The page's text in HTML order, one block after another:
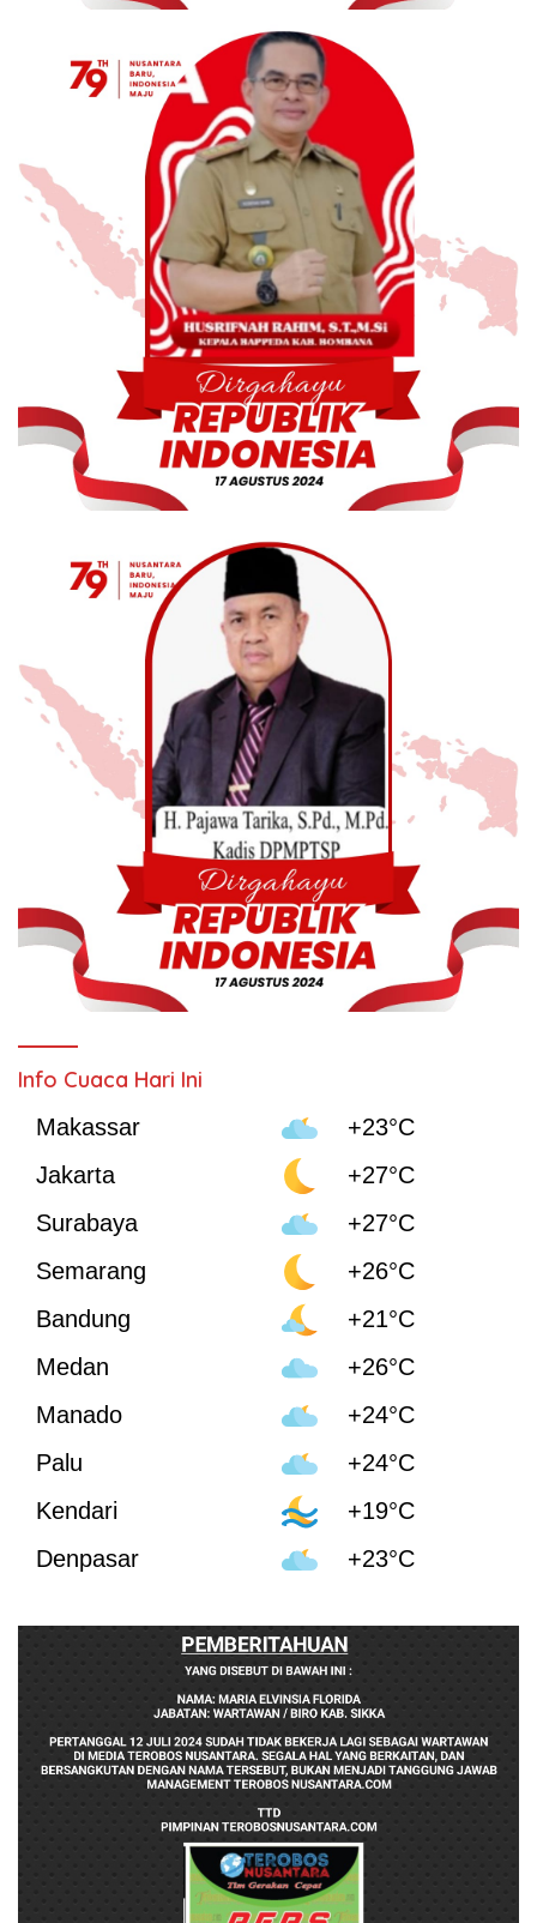
Info Cuaca Hari Ini
Makassar
+23°C
Jakarta
+27°C
Surabaya
+27°C
Semarang
+26°C
Bandung
+21°C
Medan
+26°C
Manado
+24°C
Palu
+24°C
Kendari
+19°C
Denpasar
+23°C